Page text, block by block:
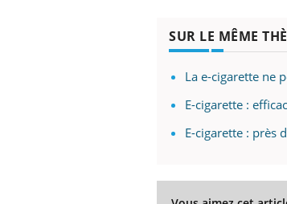
SUR LE MÊME
La e-cigarette ne
E-cigarette :
E-cigarette : près